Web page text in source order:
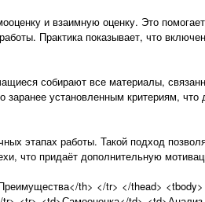
и взаимную оценку. Это
Практика показывает, что
собирают все материалы,
установленным критериям, что
этапах работы. Такой подход
что придаёт дополнительную
th> </tr> </thead>